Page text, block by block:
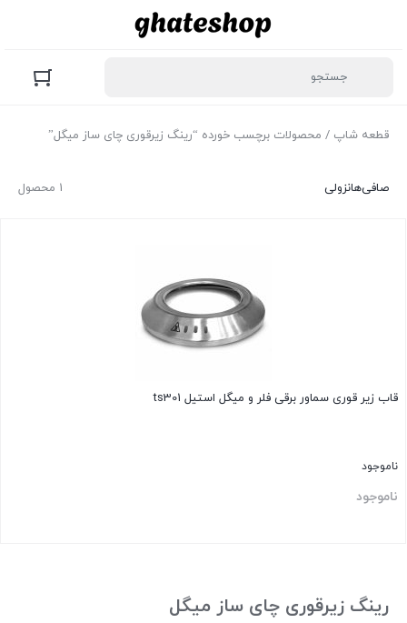
قطعه شاپ / محصولات برچسب خورده “رینگ زیرقوری چای ساز میگل”
1 محصول صافی‌هانزولی
قاب زیر قوری سماور برقی فلر و میگل استیل ts301
ناموجود
ناموجود
رینگ زیرقوری چای ساز میگل